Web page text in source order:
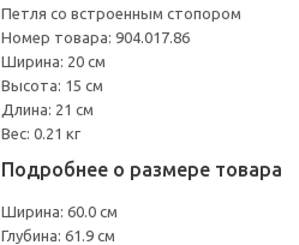
Петля со встроенным стопором
Номер товара: 904.017.86
Ширина: 20 см
Высота: 15 см
Длина: 21 см
Вес: 0.21 кг
Подробнее о размере товара
Ширина: 60.0 см
Глубина: 61.9 см